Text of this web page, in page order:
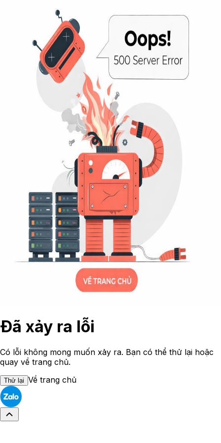
Đã xảy ra lỗi
Có lỗi không mong muốn xảy ra. Bạn có thể thử lại hoặc
quay về trang chủ.
Thử lại Về trang chủ